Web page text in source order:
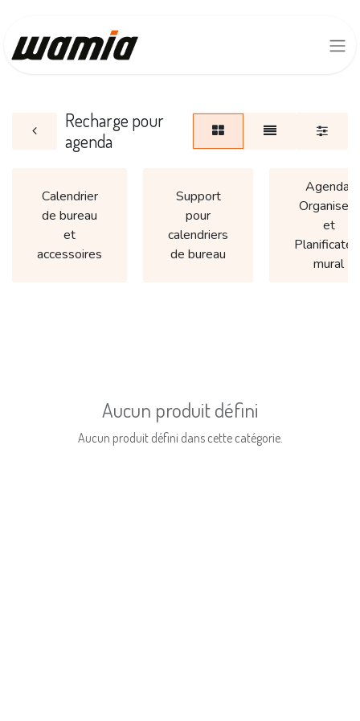
Recharge pour
agenda
Calendrier
de bureau
et
accessoires
Support
pour
calendriers
de bureau
Agenda,
Organiseur
et
mural
Aucun produit défini
Aucun produit défini dans cette catégorie.